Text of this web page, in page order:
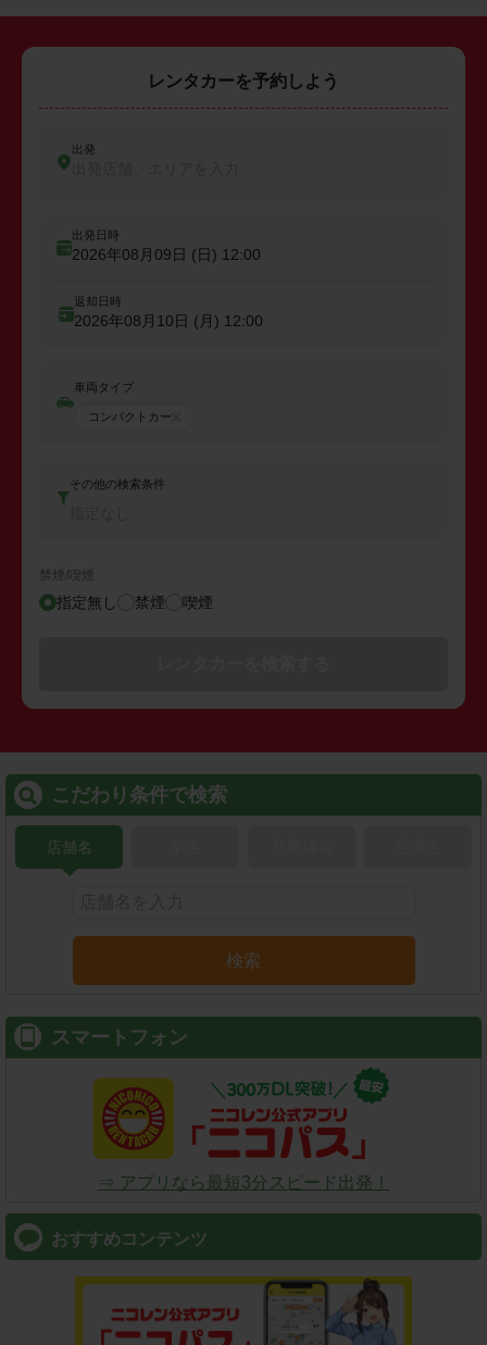
レンタカーを予約しよう
出発
出発日時
2026年08月09日 (日) 12:00
返却日時
2026年08月10日 (月) 12:00
車両タイプ
コンパクトカー
その他の検索条件
禁煙/喫煙
指定無し 禁煙 喫煙
こだわり条件で検索
店舗名
検索
スマートフォン
⇒ アプリなら最短3分スピード出発！
おすすめコンテンツ